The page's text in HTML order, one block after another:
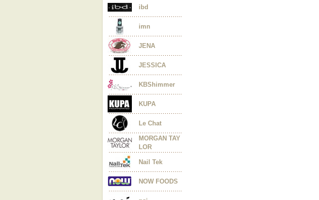
ibd
imn
JENA
JESSICA
KBShimmer
KUPA
Le Chat
MORGAN TAY
LOR
Nail Tek
NOW FOODS